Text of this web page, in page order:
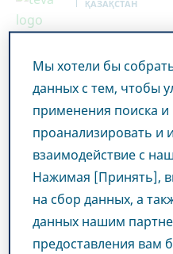
ҚАЗАҚСТАН
Kazakhstan Новости и СМИ
Компания Teva приняла участие
чтения»
Компания
участие в
Мы хотели бы
данных с тем, чтобы
применения поиска
проанализировать и
взаимодействие с
Нажимая [Принять],
на сбор данных, а
данных нашим
предоставления вам